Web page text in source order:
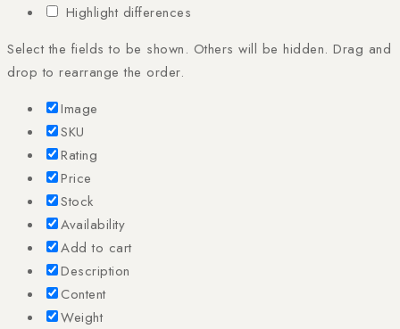
Highlight differences
Select the fields to be shown. Others will be hidden. Drag and
drop to rearrange the order.
Image
SKU
Rating
Price
Stock
Availability
Add to cart
Description
Content
Weight